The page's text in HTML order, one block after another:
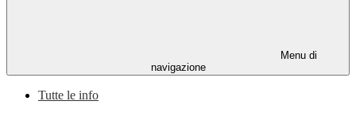
Menu di
navigazione
Tutte le info